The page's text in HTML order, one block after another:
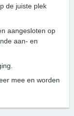
de juiste plek
aangesloten op
aan- en
mee en worden